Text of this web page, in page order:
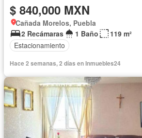
$ 840,000 MXN
Cañada Morelos, Puebla
2 Recámaras
1 Baño
119 m²
Estacionamiento
Hace 2 semanas, 2 días en Inmuebles24